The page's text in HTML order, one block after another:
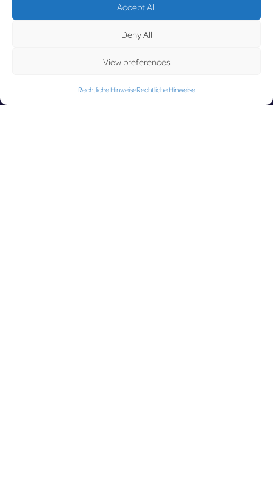
Accept All
Deny All
View preferences
Rechtliche HinweiseRechtliche Hinweise
UP